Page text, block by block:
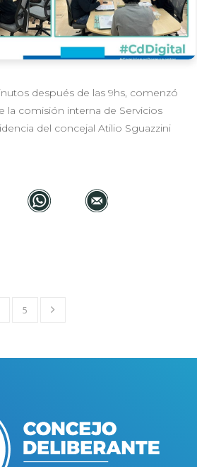
después de las 9hs, comenzó
la comisión interna de Servicios
del concejal Atilio Sguazzini
5